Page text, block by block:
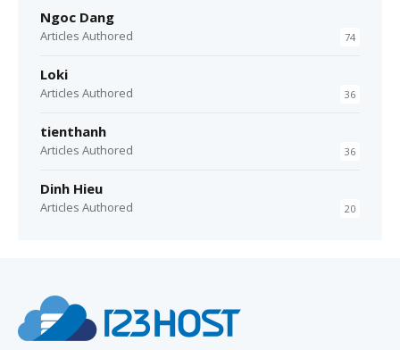
Ngoc Dang
Articles Authored 74
Loki
Articles Authored 36
tienthanh
Articles Authored 36
Dinh Hieu
Articles Authored 20